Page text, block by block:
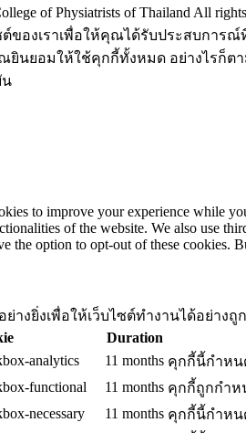
of Physiatrists of Thailand All
ต์ของเราเพื่อให้คุณได้รับประสบกา
ยินยอมให้ใช้คุกกี้ทั้งหมด อย่างไรก็ต
น
to improve your experience while
of the website. We also use
the option to opt-out of these cookies.
ย่างยิ่งเพื่อให้เว็บไซต์ทำงานได้อย่
Duration
analytics
11 months คุกกี้นี้กำหน
functional
11 months คุกกี้ถูกกำห
necessary
11 months คุกกี้นี้กำหน